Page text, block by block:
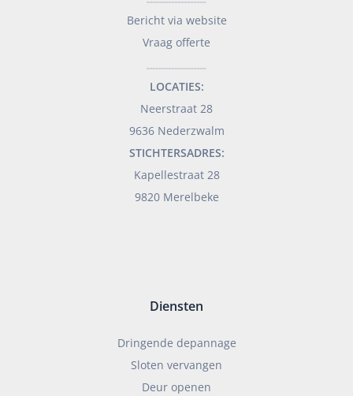
Bericht via website
Vraag offerte
LOCATIES:
Neerstraat 28
9636 Nederzwalm
STICHTERSADRES:
Kapellestraat 28
9820 Merelbeke
Diensten
Dringende depannage
Sloten vervangen
Deur openen